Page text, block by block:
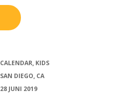
CALENDAR, KIDS
SAN DIEGO, CA
28 JUNI 2019